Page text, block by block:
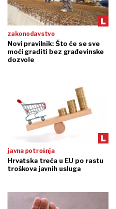
zakonodavstvo
Novi pravilnik: Što će se sve
moći graditi bez građevinske
dozvole
javna potrošnja
Hrvatska treća u EU po rastu
troškova javnih usluga